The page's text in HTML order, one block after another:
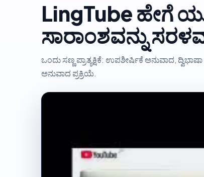
LingTube ಹೇಗೆ
ಸಾರಾಂಶವನ್ನು
ಒಂದು ಸಣ್ಣ ಪ್ರಾತ್ಯಕ್ಷಿಕೆ: ಉಪಶೀರ್ಷಿಕೆ ಅನುವಾದ,
ಅನುವಾದ ಪ್ರಕ್ರಿಯೆ.